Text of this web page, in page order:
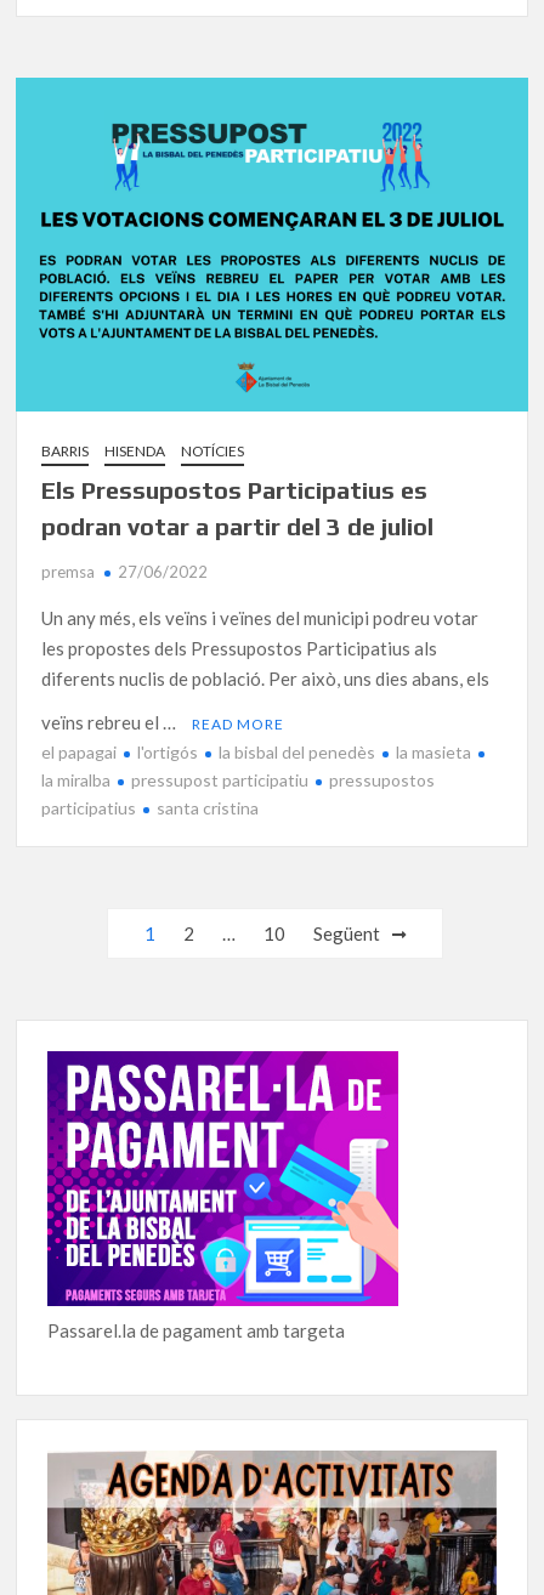
BARRIS HISENDA NOTÍCIES
Els Pressupostos Participatius es
podran votar a partir del 3 de juliol
premsa 27/06/2022
Un any més, els veïns i veïnes del municipi podreu votar
les propostes dels Pressupostos Participatius als
diferents nuclis de població. Per això, uns dies abans, els
veïns rebreu el …
READ MORE
el papagai l'ortigós la bisbal del penedès
la masieta
la miralba
pressupost participatiu
pressupostos
participatius
santa cristina
Navegació
1 2 … 10 Següent
Passarel.la de pagament amb targeta